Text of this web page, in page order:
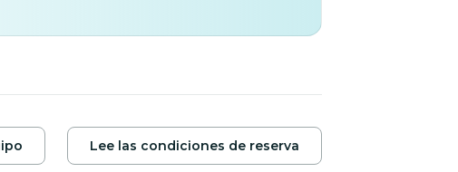
Lee las condiciones de reserva